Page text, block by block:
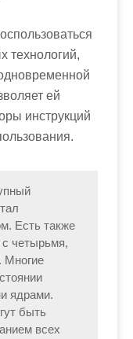
технологий,
ей
инструкций
Есть также
четырьмя,
Многие
ядрами.
быть
всех